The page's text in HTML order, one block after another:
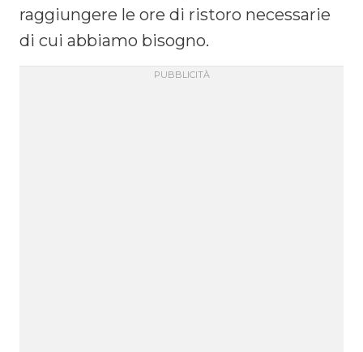
raggiungere le ore di ristoro necessarie
di cui abbiamo bisogno.